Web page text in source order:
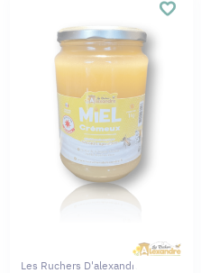
Les Ruchers D'alexandre